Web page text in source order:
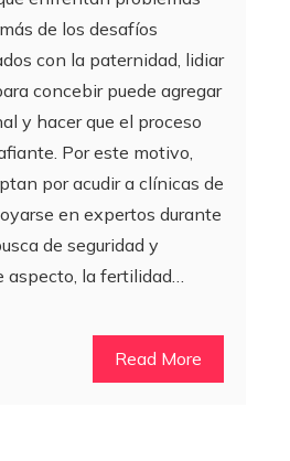
de los desafíos
con la paternidad, lidiar
concebir puede agregar
y hacer que el proceso
Por este motivo,
por acudir a clínicas de
en expertos durante
de seguridad y
aspecto, la fertilidad…
Read More